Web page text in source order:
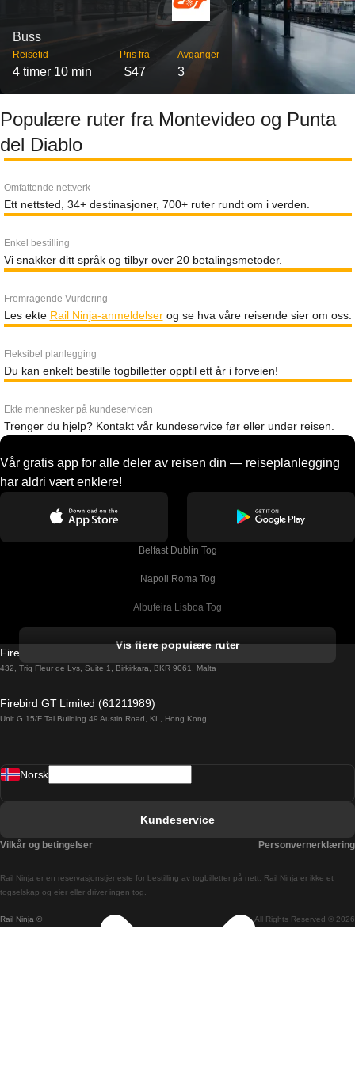
Buss
Reisetid
4 timer 10 min
Pris fra
$47
Avganger
3
Populære ruter fra Montevideo og Punta
del Diablo
Omfattende nettverk
Ett nettsted, 34+ destinasjoner, 700+ ruter rundt om i verden.
Enkel bestilling
Vi snakker ditt språk og tilbyr over 20 betalingsmetoder.
Fremragende Vurdering
Les ekte Rail Ninja-anmeldelserog se hva våre reisende sier om oss.
Fleksibel planlegging
Du kan enkelt bestille togbilletter opptil ett år i forveien!
Ekte mennesker på kundeservicen
Trenger du hjelp? Kontakt vår kundeservice før eller under reisen.
Vår gratis app for alle deler av reisen din — reiseplanlegging
har aldri vært enklere!
Belfast Dublin Tog
Napoli Roma Tog
Albufeira Lisboa Tog
Barcelona Madrid Tog
Barcelona Sevilla Tog
Budapest Prague Tog
Vis flere populære ruter
Firebird GT Limited (OC 1451)
432, Triq Fleur de Lys, Suite 1, Birkirkara, BKR 9061, Malta
Firebird GT Limited (61211989)
Unit G 15/F Tal Building 49 Austin Road, KL, Hong Kong
Rail Ninja ® All Rights Reserved © 2026
Rail Ninja er en reservasjons­tjeneste for bestilling av togbilletter på nett. Rail Ninja er ikke et
togselskap og eier eller driver ingen tog.
Norsk
Kundeservice
Vilkår og betingelser Personvernerklæring